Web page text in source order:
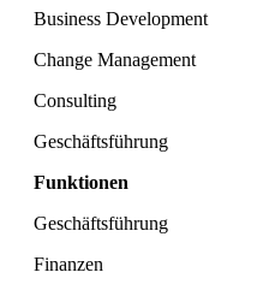
Business Development
Change Management
Consulting
Geschäftsführung
Funktionen
Geschäftsführung
Finanzen